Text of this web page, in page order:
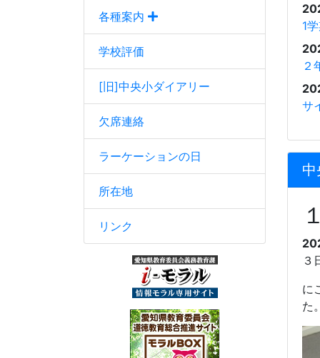
各種案内
学校評価
[旧]中央小ダイアリー
欠席連絡
ラーケーションの日
所在地
リンク
1
２
サ
３
に
た